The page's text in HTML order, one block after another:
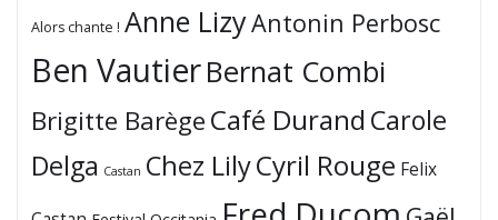
Alors chante ! Anne LizyAntonin Perbosc
Ben VautierBernat Combi
Brigitte BarègeCafé Durand Carole
Delga Castan Chez LilyCyril Rouge Felix